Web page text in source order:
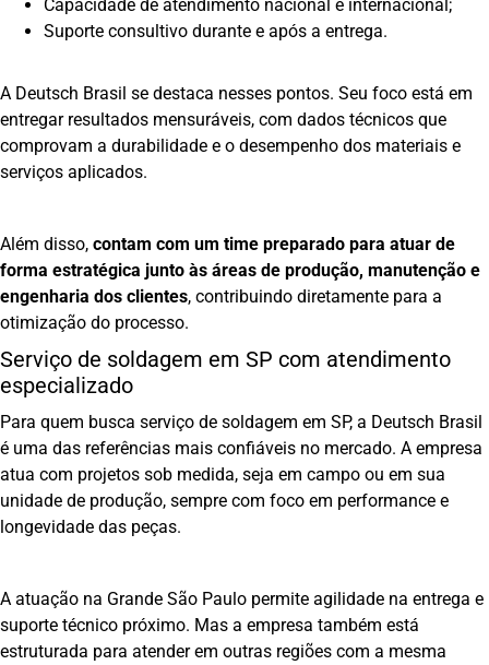
Capacidade de atendimento nacional e internacional;
Suporte consultivo durante e após a entrega.
A Deutsch Brasil se destaca nesses pontos. Seu foco está em
entregar resultados mensuráveis, com dados técnicos que
comprovam a durabilidade e o desempenho dos materiais e
serviços aplicados.
Além disso, contam com um time preparado para atuar de
forma estratégica junto às áreas de produção, manutenção e
engenharia dos clientes, contribuindo diretamente para a
otimização do processo.
Serviço de soldagem em SP com atendimento
especializado
Para quem busca serviço de soldagem em SP, a Deutsch Brasil
é uma das referências mais confiáveis no mercado. A empresa
atua com projetos sob medida, seja em campo ou em sua
unidade de produção, sempre com foco em performance e
longevidade das peças.
A atuação na Grande São Paulo permite agilidade na entrega e
suporte técnico próximo. Mas a empresa também está
estruturada para atender em outras regiões com a mesma